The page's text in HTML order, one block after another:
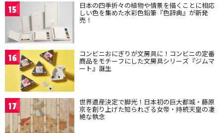
15 日本の四季折々の植物や情景を描くことに相応
しい色を集めた水彩色鉛筆『色辞典』が新発
売！
16 コンビニおにぎりが文房具に！コンビニの定番
商品をモチーフにした文房具シリーズ『ジムマ
ート』誕生
17 世界遺産決定で脚光！日本初の巨大都城・藤原
京を創り上げた知られざる女帝・持統天皇の凄
絶な執念